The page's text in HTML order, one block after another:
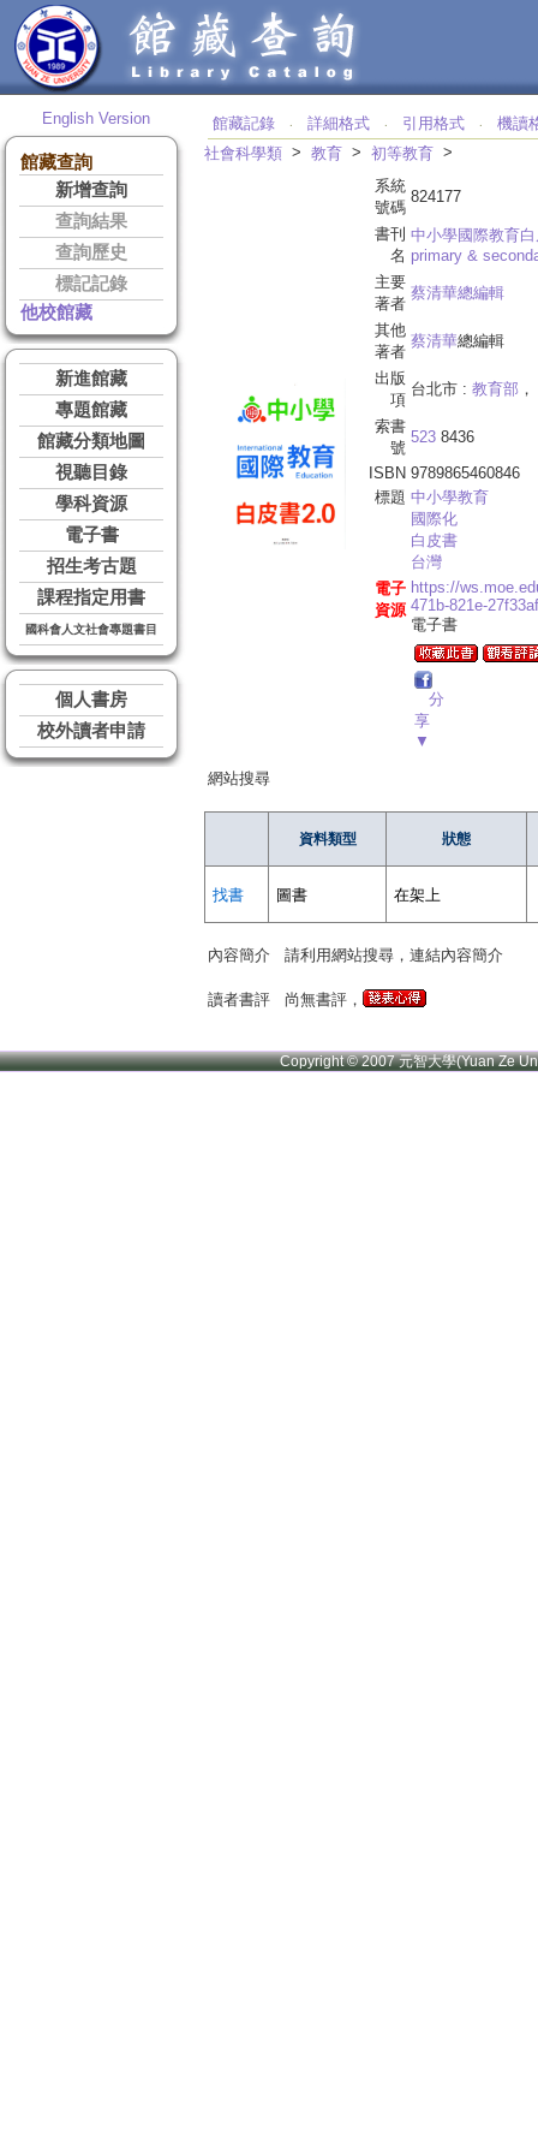
English Version
館藏查詢
新增查詢
查詢結果
查詢歷史
標記記錄
他校館藏
新進館藏
專題館藏
館藏分類地圖
視聽目錄
學科資源
電子書
招生考古題
課程指定用書
國科會人文社會專題書目
個人書房
校外讀者申請
館藏記錄 ‧ 詳細格式 ‧ 引用格式 ‧
機讀
社會科學類 > 教育 > 初等教育 >
系統
號碼
824177
書刊
名
中小學國際教育
primary &
主要
著者
蔡清華總編輯
其他
著者
蔡清華總編輯
出版
項
台北市 : 教育部
索書
號
523 8436
ISBN 9789865460846
標題 中小學教育
國際化
白皮書
台灣
電子
資源
https://
471b-821e-
電子書
分
享
▼
網站搜尋
資料類型 狀態
找書 圖書 在架上
內容簡介 請利用網站搜尋，連結內容簡介
讀者書評 尚無書評，
Copyright © 2007 元智大學(Yuan Ze